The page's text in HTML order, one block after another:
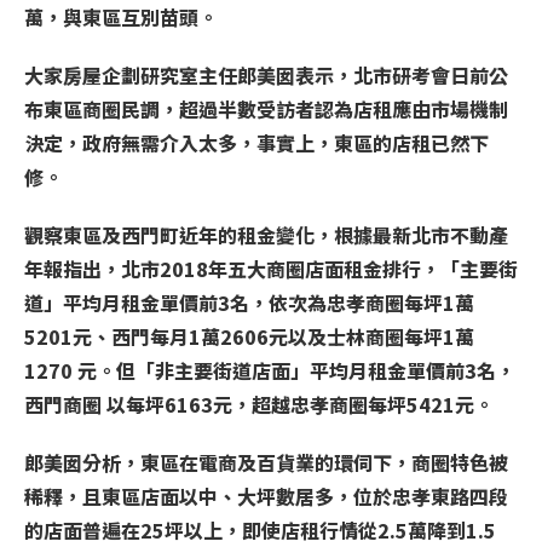
萬，與東區互別苗頭。
大家房屋企劃研究室主任郎美囡表示，北市研考會日前公
布東區商圈民調，超過半數受訪者認為店租應由市場機制
決定，政府無需介入太多，事實上，東區的店租已然下
修。
觀察東區及西門町近年的租金變化，根據最新北市不動產
年報指出，北市2018年五大商圈店面租金排行，「主要街
道」平均月租金單價前3名，依次為忠孝商圈每坪1萬
5201元、西門每月1萬2606元以及士林商圈每坪1萬
1270 元。但「非主要街道店面」平均月租金單價前3名，
西門商圈 以每坪6163元，超越忠孝商圈每坪5421元。
郎美囡分析，東區在電商及百貨業的環伺下，商圈特色被
稀釋，且東區店面以中、大坪數居多，位於忠孝東路四段
的店面普遍在25坪以上，即使店租行情從2.5萬降到1.5